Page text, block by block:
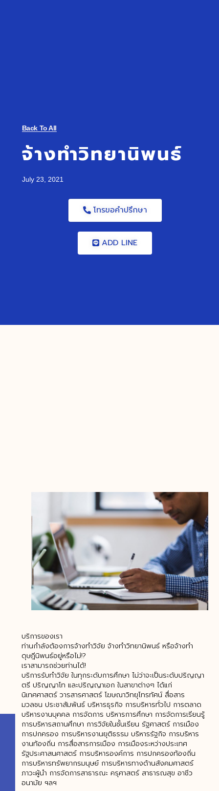
Back To All
จ้างทำวิทยานิพนธ์
July 23, 2021
โทรขอคำปรึกษา
ADD LINE
บริการของเรา
ท่านกำลังต้องการจ้างทำวิจัย จ้างทำวิทยานิพนธ์ หรือจ้างทำ
ดุษฎีนิพนธ์อยู่หรือไม่!?
เราสามารถช่วยท่านได้!
บริการรับทำวิจัย ในทุกระดับการศึกษา ไม่ว่าจะเป็นระดับปริญญา
ตรี ปริญญาโท และปริญญาเอก ในสาขาต่างๆ ได้แก่
นิเทศศาสตร์ วารสารศาสตร์ โฆษณาวิทยุโทรทัศน์ สื่อสาร
มวลชน ประชาสัมพันธ์ บริหารธุรกิจ การบริหารทั่วไป การตลาด
บริหารงานบุคคล การจัดการ บริหารการศึกษา การจัดการเรียนรู้
การบริหารสถานศึกษา การวิจัยในชั้นเรียน รัฐศาสตร์ การเมือง
การปกครอง การบริหารงานยุติธรรม บริหารรัฐกิจ การบริหาร
งานท้องถิ่น การสื่อสารการเมือง การเมืองระหว่างประเทศ
รัฐประศาสนศาสตร์ การบริหารองค์การ การปกครองท้องถิ่น
การบริหารทรัพยากรมนุษย์ การบริหารทางด้านสังคมศาสตร์
ภาวะผู้นำ การจัดการสาธารณะ ครุศาสตร์ สาธารณสุข อาชีว
อนามัย ฯลฯ